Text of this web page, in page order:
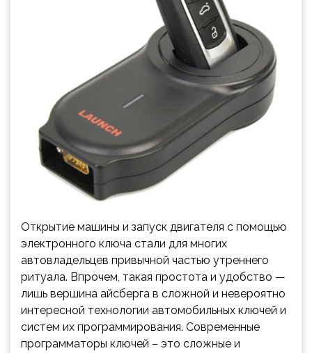
Открытие машины и запуск двигателя с помощью
электронного ключа стали для многих
автовладельцев привычной частью утреннего
ритуала. Впрочем, такая простота и удобство —
лишь вершина айсберга в сложной и невероятно
интересной технологии автомобильных ключей и
систем их программирования. Современные
программаторы ключей – это сложные и